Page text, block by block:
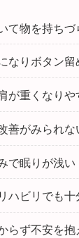
て物を持ちづ
なりボタン
が重くなりや
善がみられな
で眠りが浅い
ハビリでも
らず不安を抱